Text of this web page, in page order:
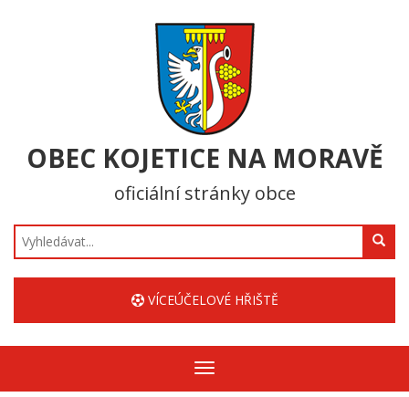
OBEC KOJETICE NA MORAVĚ
oficiální stránky obce
Hledat
VÍCEÚČELOVÉ HŘIŠTĚ
Zobrazit/skrýt
navigaci